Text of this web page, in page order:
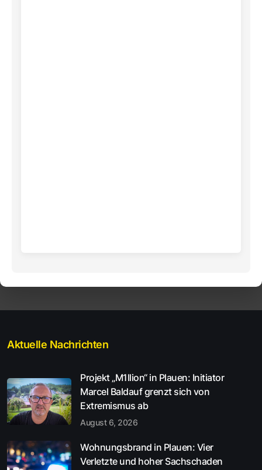
Aktuelle Nachrichten
Projekt „M1llion“ in Plauen: Initiator
Marcel Baldauf grenzt sich von
Extremismus ab
August 6, 2026
Wohnungsbrand in Plauen: Vier
Verletzte und hoher Sachschaden